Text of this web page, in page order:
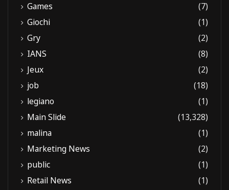
Games
(7)
Giochi
(1)
Gry
(2)
IANS
(8)
Jeux
(2)
job
(18)
legiano
(1)
Main Slide
(13,328)
malina
(1)
Marketing News
(2)
public
(1)
Retail News
(1)